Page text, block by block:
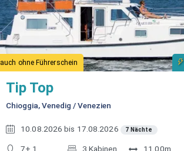
auch ohne Führerschein
Tip Top
Chioggia, Venedig / Venezien
10.08.2026 bis 17.08.2026 7 Nächte
7+ 1
3 Kabinen 11,00m